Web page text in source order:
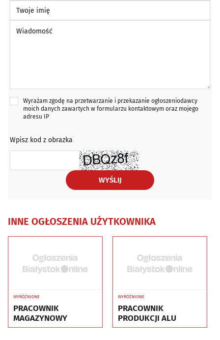
Twoje imię
Wyrażam zgodę na przetwarzanie i przekazanie ogłoszeniodawcy
moich danych zawartych w formularzu kontaktowym oraz mojego
adresu IP
Wpisz kod z obrazka
WYŚLIJ
INNE OGŁOSZENIA UŻYTKOWNIKA
WYRÓŻNIONE
PRACOWNIK
MAGAZYNOWY
WYRÓŻNIONE
PRACOWNIK
PRODUKCJI ALU